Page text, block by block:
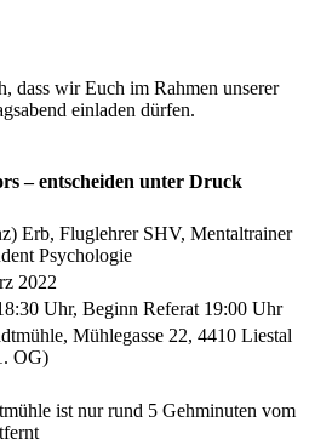
dass wir Euch im Rahmen unserer
einladen dürfen.
– entscheiden unter Druck
Erb, Fluglehrer SHV, Mentaltrainer
Psychologie
2022
Uhr, Beginn Referat 19:00 Uhr
Mühlegasse 22, 4410 Liestal
OG)
ist nur rund 5 Gehminuten vom